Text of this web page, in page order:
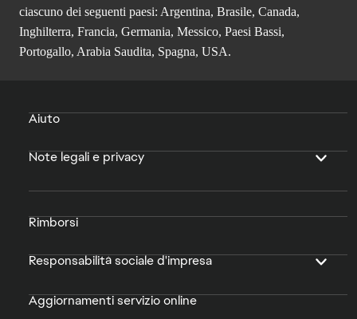
ciascuno dei seguenti paesi: Argentina, Brasile, Canada,
Inghilterra, Francia, Germania, Messico, Paesi Bassi,
Portogallo, Arabia Saudita, Spagna, USA.
Aiuto
Note legali e privacy
Rimborsi
Responsabilità sociale d'impresa
Aggiornamenti servizio online